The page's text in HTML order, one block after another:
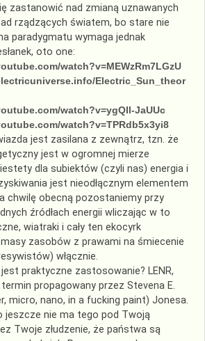
zastanowić nad zmianą uznawanych
rządzących światem, bo stare nie
paradygmatu wymaga jednak
oto one:
watch?v=MEWzRm7LGzU
Electric_Sun_theor
watch?v=ygQIl-JaUUc
watch?v=TPRdb5x3yi8
jest zasilana z zewnątrz, tzn. że
jest w ogromnej mierze
dla subiektów (czyli nas) energia i
jest nieodłącznym elementem
chwilę obecną pozostaniemy przy
źródłach energii wliczając w to
wiatraki i cały ten ekocyrk
masy zasobów z prawami na śmiecenie
włącznie.
praktyczne zastosowanie? LENR,
propagowany przez Stevena E.
micro, nano, in a fucking paint) Jonesa.
jeszcze nie ma tego pod Twoją
Twoje złudzenie, że państwa są